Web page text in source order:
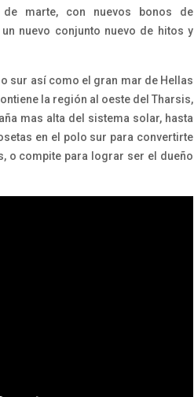
de marte, con nuevos bonos de
nuevo conjunto nuevo de hitos y
sur así como el gran mar de Hellas
la región al oeste del Tharsis,
mas alta del sistema solar, hasta
en el polo sur para convertirte
o compite para lograr ser el dueño